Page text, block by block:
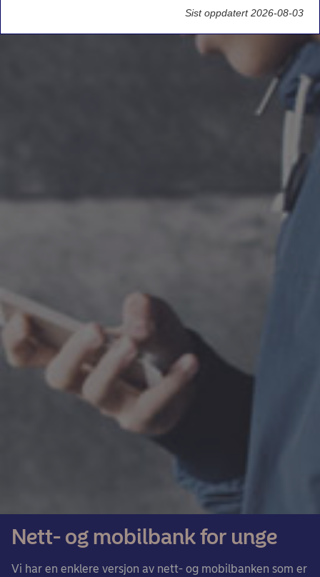
Nett- og mobilbank for unge
Vi har en enklere versjon av nett- og mobilbanken som er
Sist oppdatert 2026-08-03